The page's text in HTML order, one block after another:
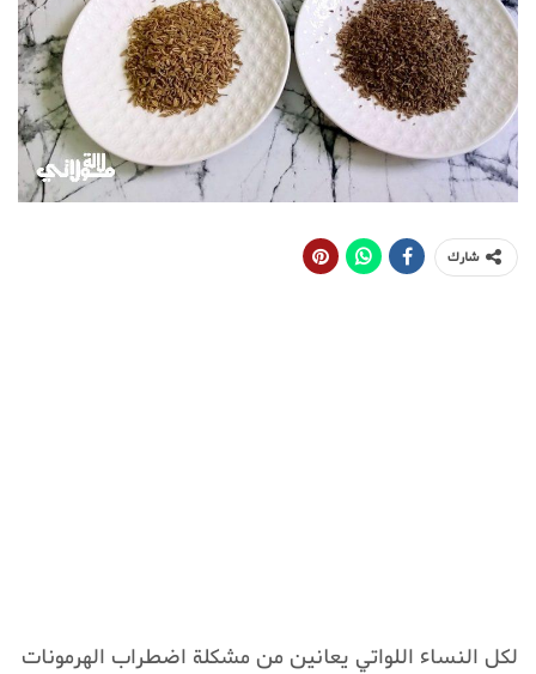
شارك
لكل النساء اللواتي يعانين من مشكلة اضطراب الهرمونات